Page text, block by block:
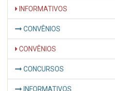
INFORMATIVOS
CONVÊNIOS
CONVÊNIOS
CONCURSOS
INFORMATIVOS